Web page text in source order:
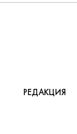
РЕДАКЦИЯ